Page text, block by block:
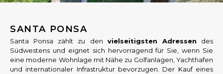
SANTA PONSA
Santa Ponsa zählt zu den vielseitigsten Adressen des
Südwestens und eignet sich hervorragend für Sie, wenn Sie
eine moderne Wohnlage mit Nähe zu Golfanlagen, Yachthafen
und internationaler Infrastruktur bevorzugen. Der Kauf eines